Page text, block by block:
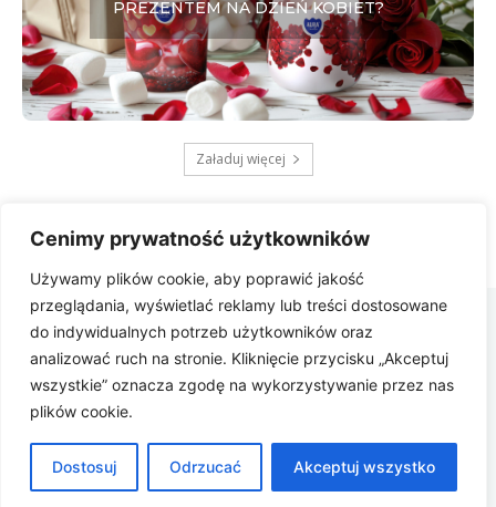
Cenimy prywatność użytkowników
Używamy plików cookie, aby poprawić jakość
przeglądania, wyświetlać reklamy lub treści dostosowane
do indywidualnych potrzeb użytkowników oraz
analizować ruch na stronie. Kliknięcie przycisku „Akceptuj
wszystkie” oznacza zgodę na wykorzystywanie przez nas
plików cookie.
Dostosuj Odrzucać Akceptuj wszystko
PREZENTEM NA DZIEŃ KOBIET?
Załaduj więcej
Zbygniew
COM
Polityka prywatności
© Zbygniew.com | All rights reserved